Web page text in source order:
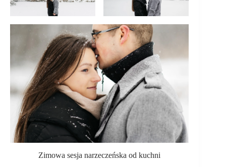
Zimowa sesja narzeczeńska od kuchni